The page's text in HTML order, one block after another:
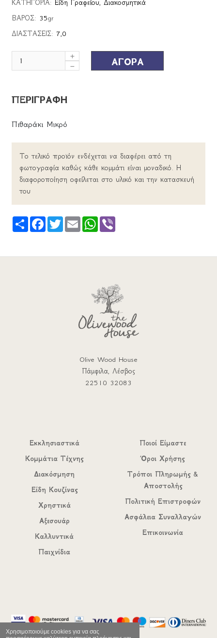
Χρησιμοποιούμε cookies για να σας
ΚΑΤΗΓΟΡΙΑ: Είδη Γραφείου, Διακοσμητικά
ΒΑΡΟΣ: 35gr
ΔΙΑΣΤΑΣΕΙΣ: 7,0
ΑΓΟΡΑ
ΠΕΡΙΓΡΑΦΗ
Πιθαράκι Μικρό
Το τελικό προϊόν ενδέχεται να διαφέρει από τη
φωτογραφία καθώς κάθε κομμάτι είναι μοναδικό. Η
διαφοροποίηση οφείλεται στο υλικό και την κατασκευή
του
Share FacebookTwitterEmail WhatsApp
Olive Wood House
Πάμφιλα, Λέσβος
22510 32083
Εκκλησιαστικά
Κομμάτια Τέχνης
Διακόσμηση
Είδη Κουζίνας
Χρηστικά
Αξεσουάρ
Καλλυντικά
Παιχνίδια
Ποιοί Είμαστε
Όροι Χρήσης
Τρόποι Πληρωμής &
Αποστολής
Πολιτική Επιστροφών
Ασφάλεια Συναλλαγών
Επικοινωνία